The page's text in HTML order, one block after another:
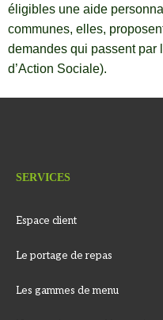
éligibles une aide
communes, elles,
demandes qui passent par
d’Action Sociale).
SERVICES
Espace client
Le portage de repas
Les gammes de menu